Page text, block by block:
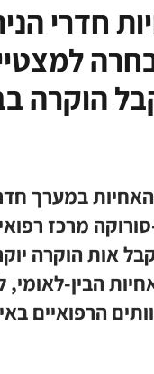
חדרי
הוקרה
במערך
מרכז רפואי
אות הוקרה
הבין-לאומי,
הרפואיים